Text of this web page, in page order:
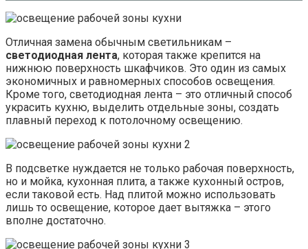
Отличная замена обычным светильникам –
светодиодная лента, которая также крепится на
нижнюю поверхность шкафчиков. Это один из самых
экономичных и равномерных способов освещения.
Кроме того, светодиодная лента – это отличный способ
украсить кухню, выделить отдельные зоны, создать
плавный переход к потолочному освещению.
В подсветке нуждается не только рабочая поверхность,
но и мойка, кухонная плита, а также кухонный остров,
если таковой есть. Над плитой можно использовать
лишь то освещение, которое дает вытяжка – этого
вполне достаточно.